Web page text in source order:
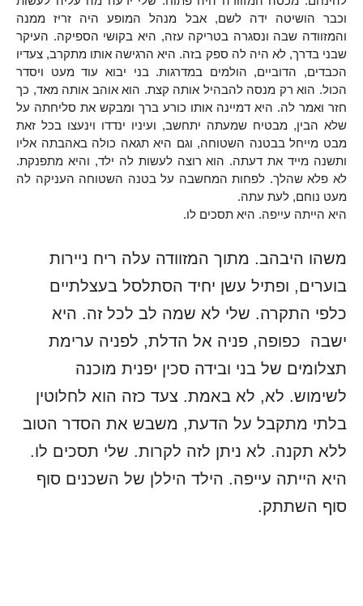
וכבר הושיטה ידה לשם, אבל מנהל המופע היה זריז ממנה
והמזוודה שבה ונסגרה בטריקה עזה, היא בקושי הספיקה. העיקר
שבני בדרך, לא היה לה ספק בזה. היא הרגישה אותו מתקרב, צעדיו
הכבדים, הדוביים, הולמים במדרגות. בני יבוא עוד מעט ויסדר
הכול. הוא רק מנסה להבהיל אותה קצת. הוא אוהב אותה מאד, כך
חזר ואמר לה. היא דמיינה אותו כורע ברך ומבקש את סליחתה על
שלא הבין, מבטיח שמעתה יתחשב, ועיניו ינדדו וינעצו בכל זאת
מבט מייחל בבטנה השטוחה, וגם היא תגאה כולה באהבתה אליו
ותשנה מייד את דעתה. הוא רוצה לעשות לה ילד, והיא מתפנקת.
לא פלא שהלך. לפחות המחשבה על בטנה השטוחה העניקה לה
מעט נוחם, לעת עתה.
היא הייתה עייפה. היא תסכים לו.
משהו היבהב. מתוך המזוודה עלה ריח ניירות
בוערים, ופתיל עשן יחיד הסתלסל בעצלתיים
כלפי התקרה. שלי לא שמה לב לכל זה. היא
ישבה כפופה, פניה אל הדלת, לפניה ערימת
תצלומים של בני ובידה סכין יפנית מוכנה
לשימוש. לא, לא באמת. צעד כזה הוא לחלוטין
בלתי מתקבל על הדעת, משבש את הסדר הטוב
ללא תקנה. לא ניתן לזה לקרות. שלי תסכים לו.
היא הייתה עייפה. הילד היללן של השכנים סוף
סוף השתתק.